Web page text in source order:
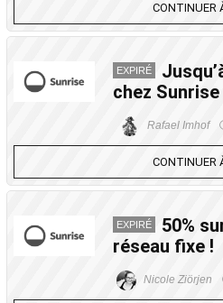
CONTINUER
EXPIRÉ
chez Sunrise
Rafael Imhof
CONTINUER
EXPIRÉ
50%
réseau fixe !
Nicole Ziörjen